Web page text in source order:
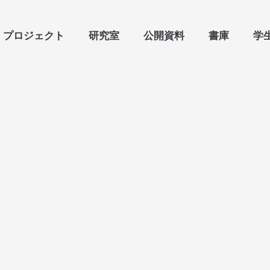
プロジェクト 研究室 公開資料 書庫 学